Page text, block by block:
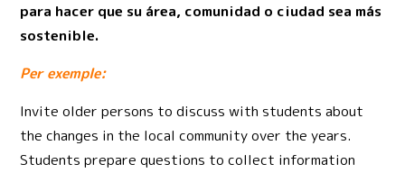
para hacer que su área, comunidad o ciudad sea más
sostenible.
Per exemple:
Invite older persons to discuss with students about
the changes in the local community over the years.
Students prepare questions to collect information